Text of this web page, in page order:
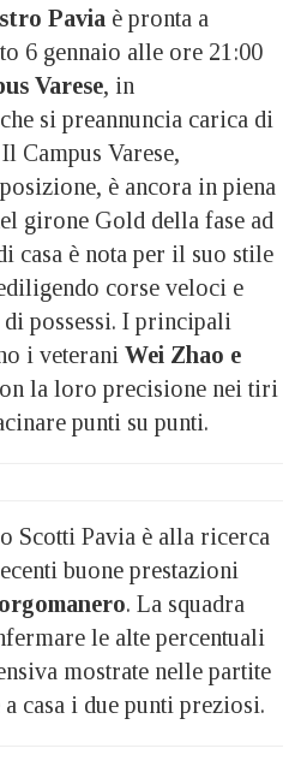
Pavia è pronta a
6 gennaio alle ore 21:00
Varese, in
si preannuncia carica di
Campus Varese,
è ancora in piena
girone Gold della fase ad
casa è nota per il suo stile
corse veloci e
possessi. I principali
i veterani Wei Zhao e
la loro precisione nei tiri
punti su punti.
Scotti Pavia è alla ricerca
buone prestazioni
. La squadra
le alte percentuali
mostrate nelle partite
casa i due punti preziosi.